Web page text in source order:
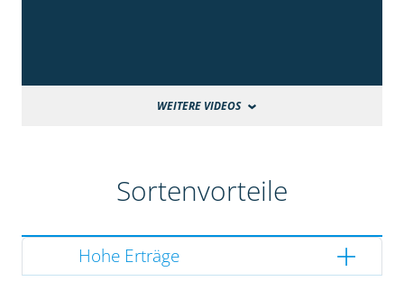
WEITERE VIDEOS
Sortenvorteile
Hohe Erträge